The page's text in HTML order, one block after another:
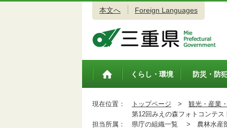
本文へ Foreign Languages
トップペ
くらし・環境 防災・防
現在位置： トップページ >
観光・産業
第12回みえの森フォトコンテス
担当所属：
県庁の組織一覧 > 農林水